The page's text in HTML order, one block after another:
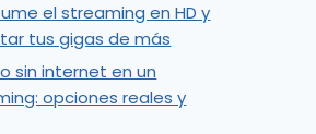
el streaming en HD y
tus gigas de más
sin internet en un
opciones reales y